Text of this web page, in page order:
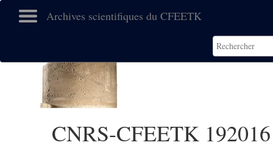
Archives scientifiques du CFEETK
CNRS-CFEETK 192016